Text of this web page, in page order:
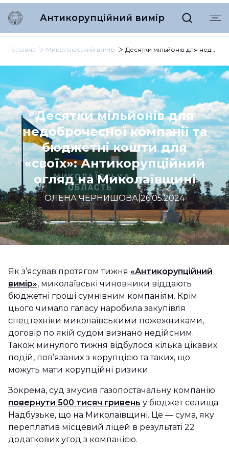
Антикорупційний вимір
Головна Миколаївський вимір Десятки мільйонів для недоброчесної компанії та бюджетні кошти для «своїх»: Антикорупційний огляд на Миколаївщині
Десятки мільйонів для
недоброчесної компанії та
бюджетні кошти для
«своїх»: Антикорупційний
огляд на Миколаївщині
ОЛЕНА ЧЕРНИШОВА|26.05.2024
Як з’ясував протягом тижня «Антикорупційний
вимір», миколаївські чиновники віддають
бюджетні гроші сумнівним компаніям. Крім
цього чимало галасу наробила закупівля
спецтехніки миколаївськими пожежниками,
договір по якій судом визнано недійсним.
Також минулого тижня відбулося кілька цікавих
подій, пов’язаних з корупцією та таких, що
можуть мати корупційні ризики.
Зокрема, суд змусив газопостачальну компанію
повернути 500 тисяч гривень у бюджет селища
Надбузьке, що на Миколаївщині. Це — сума, яку
переплатив місцевий ліцей в результаті 22
додаткових угод з компанією.